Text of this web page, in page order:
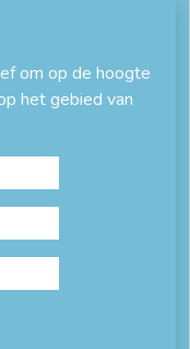
om op de hoogte
het gebied van